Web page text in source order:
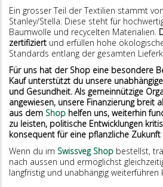
Ein grosser Teil der Textilien stammt
Stanley/Stella. Diese steht für
Baumwolle und recycelten Materialien.
zertifiziert und erfüllen hohe
Standards entlang der gesamten
Für uns hat der Shop eine besondere
Kauf unterstützt du unsere
und Gesundheit. Als gemeinnützige
angewiesen, unsere Finanzierung breit
aus dem Shop helfen uns, weiterhin
zu leisten, politische Entwicklungen
konsequent für eine pflanzliche Zukunft
Wenn du im Swissveg Shop bestellst,
nach aussen und ermöglichst
langfristig und unabhängig weiterführen